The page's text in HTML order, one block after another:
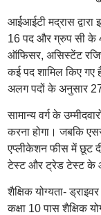
आईआईटी मद्रास
16 पद और ग्रुप सी के
ऑफिसर, असिस्टेंट
कई पद शामिल किए
अलग पदों के अनुसार 27
सामान्य वर्ग के
करना होगा। जबकि
एप्लीकेशन फीस में छूट
टेस्ट और ट्रेड टेस्ट के
शैक्षिक योग्यता-
कक्षा 10 पास शैक्षिक